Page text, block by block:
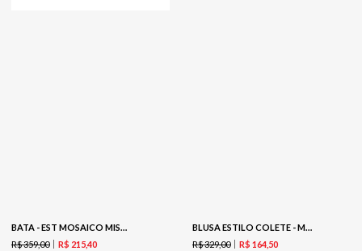
BATA - EST MOSAICO MISTICO
R$359,00 R$ 21540
BLUSA ESTILO COLETE - MARROM
R$329,00 R$ 164 50